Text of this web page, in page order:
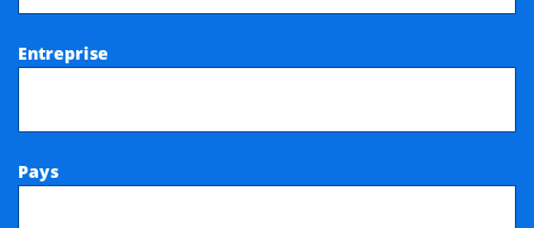
Entreprise
Pays